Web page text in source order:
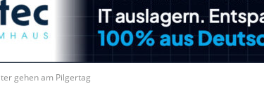
gehen am Pilgertag